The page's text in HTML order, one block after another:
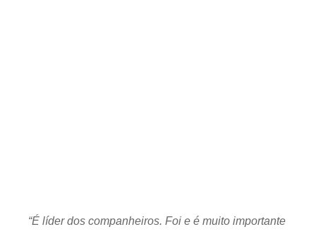
“É líder dos companheiros. Foi e é muito importante